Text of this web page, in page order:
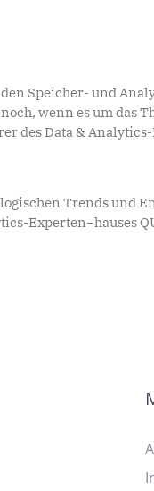
Speicher- und
wenn es um das
des Data &
Trends und
Experten¬hauses